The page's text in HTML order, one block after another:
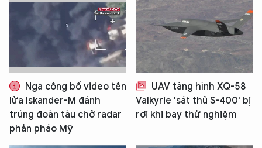
Nga công bố video tên
lửa Iskander-M đánh
trúng đoàn tàu chở radar
phản pháo Mỹ
UAV tàng hình XQ-58
Valkyrie 'sát thủ S-400' bị
rơi khi bay thử nghiệm